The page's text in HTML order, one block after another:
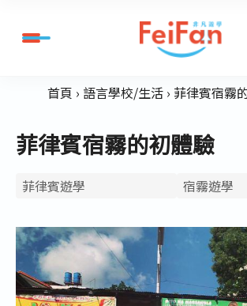
首頁 語言學校/生活 菲律賓宿霧
菲律賓宿霧的初體驗
菲律賓遊學 宿霧遊學